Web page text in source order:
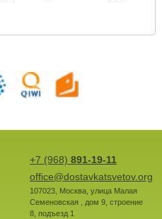
+7 (968) 891-19-11
office@dostavkatsvetov.org
107023, Москва, улица Малая
Семеновская , дом 9, строение
8, подъезд 1